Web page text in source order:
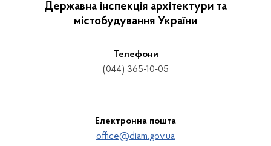
Державна інспекція архітектури та
містобудування України
Телефони
(044) 365-10-05
Електронна пошта
office@diam.gov.ua